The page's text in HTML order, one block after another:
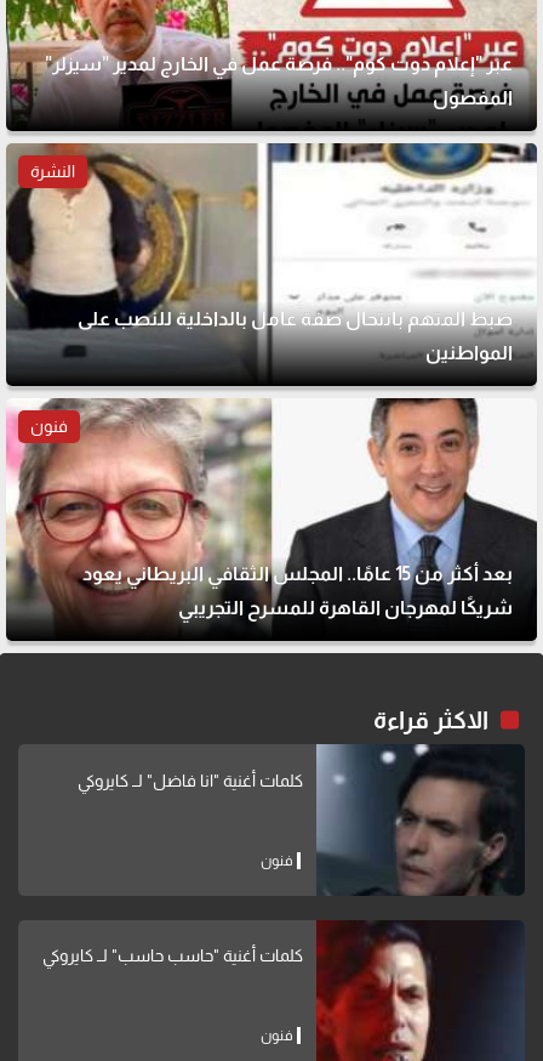
عبر "إعلام دوت كوم".. فرصة عمل في الخارج لمدير "سيزلر"
المفصول
النشرة
ضبط المتهم بانتحال صفة عامل بالداخلية للنصب على
المواطنين
فنون
بعد أكثر من 15 عامًا.. المجلس الثقافي البريطاني يعود
شريكًا لمهرجان القاهرة للمسرح التجريبي
الاكثر قراءة
كلمات أغنية "انا فاضل" لــ كايروكي
فنون
كلمات أغنية "حاسب حاسب" لــ كايروكي
فنون